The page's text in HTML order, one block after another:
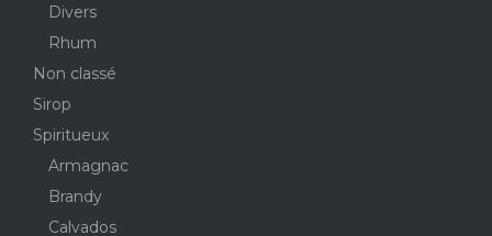
Divers
Rhum
Non classé
Sirop
Spiritueux
Armagnac
Brandy
Calvados